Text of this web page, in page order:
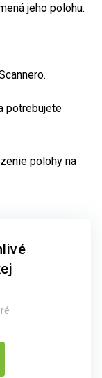
jeho polohu.
potrebujete
polohy na